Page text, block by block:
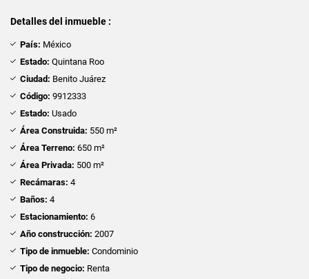
Detalles del inmueble :
País: México
Estado: Quintana Roo
Ciudad: Benito Juárez
Código: 9912333
Estado: Usado
Área Construida: 550 m²
Área Terreno: 650 m²
Área Privada: 500 m²
Recámaras: 4
Baños: 4
Estacionamiento: 6
Año construcción: 2007
Tipo de inmueble: Condominio
Tipo de negocio: Renta